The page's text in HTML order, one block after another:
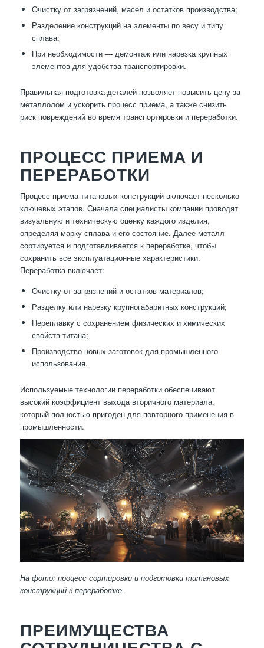
Очистку от загрязнений, масел и остатков производства;
Разделение конструкций на элементы по весу и типу
сплава;
При необходимости — демонтаж или нарезка крупных
элементов для удобства транспортировки.
Правильная подготовка деталей позволяет повысить цену за
металлолом и ускорить процесс приема, а также снизить
риск повреждений во время транспортировки и переработки.
ПРОЦЕСС ПРИЕМА И
ПЕРЕРАБОТКИ
Процесс приема титановых конструкций включает несколько
ключевых этапов. Сначала специалисты компании проводят
визуальную и техническую оценку каждого изделия,
определяя марку сплава и его состояние. Далее металл
сортируется и подготавливается к переработке, чтобы
сохранить все эксплуатационные характеристики.
Переработка включает:
Очистку от загрязнений и остатков материалов;
Разделку или нарезку крупногабаритных конструкций;
Переплавку с сохранением физических и химических
свойств титана;
Производство новых заготовок для промышленного
использования.
Используемые технологии переработки обеспечивают
высокий коэффициент выхода вторичного материала,
который полностью пригоден для повторного применения в
промышленности.
На фото: процесс сортировки и подготовки титановых
конструкций к переработке.
ПРЕИМУЩЕСТВА